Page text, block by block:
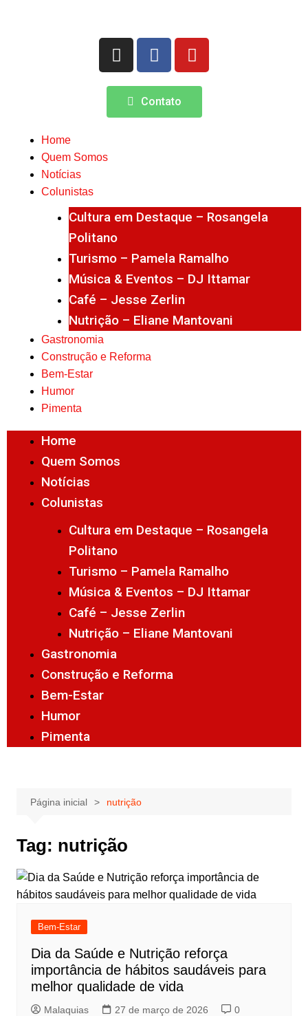
Contato
Home
Quem Somos
Notícias
Colunistas
Cultura em Destaque – Rosangela
Politano
Turismo – Pamela Ramalho
Música & Eventos – DJ Ittamar
Café – Jesse Zerlin
Nutrição – Eliane Mantovani
Gastronomia
Construção e Reforma
Bem-Estar
Humor
Pimenta
Home
Quem Somos
Notícias
Colunistas
Cultura em Destaque – Rosangela
Politano
Turismo – Pamela Ramalho
Música & Eventos – DJ Ittamar
Café – Jesse Zerlin
Nutrição – Eliane Mantovani
Gastronomia
Construção e Reforma
Bem-Estar
Humor
Pimenta
Página inicial nutrição
Tag: nutrição
Bem-Estar
Dia da Saúde e Nutrição reforça
importância de hábitos saudáveis para
melhor qualidade de vida
Malaquias 27 de março de 2026 0